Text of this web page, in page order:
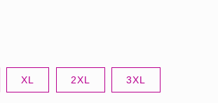
XL 2XL 3XL